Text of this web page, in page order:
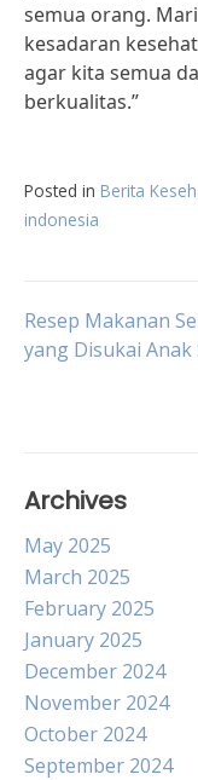
semua orang.
kesadaran
agar kita semua
berkualitas.”
Posted in Berita
indonesia
Post
Resep Makanan
yang Disukai Anak
Archives
May 2025
March 2025
February 2025
January 2025
December 2024
November 2024
October 2024
September 2024